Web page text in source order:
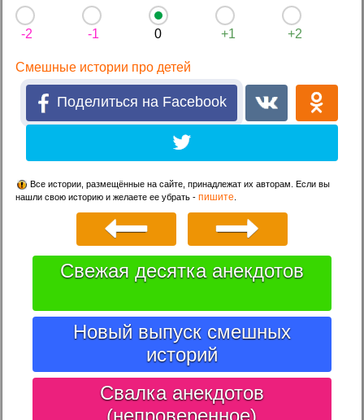
-2 -1 0 +1 +2
Смешные истории про детей
Поделиться на Facebook
Все истории, размещённые на сайте, принадлежат их авторам. Если вы
нашли свою историю и желаете ее убрать -пишите
Свежая десятка анекдотов
Новый выпуск смешных
историй
Свалка анекдотов
(непроверенное)